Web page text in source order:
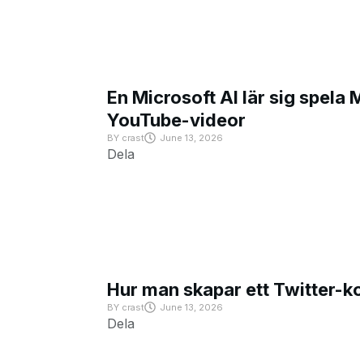
En Microsoft AI lär sig spela
YouTube-videor
BY crast June 13, 2026
Dela
Hur man skapar ett Twitter-
BY crast June 13, 2026
Dela